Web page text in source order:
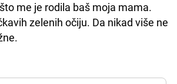
me je rodila baš moja mama.
zelenih očiju. Da nikad više ne